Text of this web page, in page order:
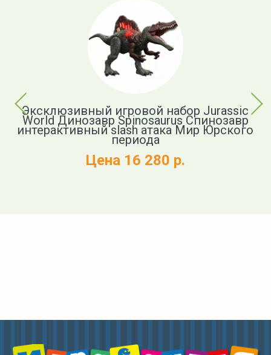
Previous
Эксклюзивный игровой набор Jurassic
World Динозавр Spinosaurus Спинозавр
интерактивный slash атака Мир Юрского
периода
Цена 16 280 р.
Next